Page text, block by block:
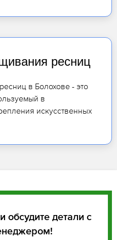
ресниц
в Болохове - это
в
искусственных
обсудите детали с